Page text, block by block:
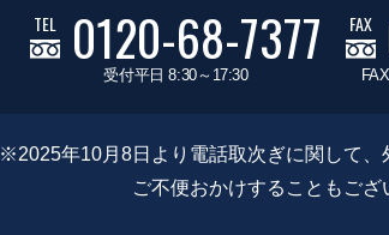
TEL 0120-68-7377
受付平日 8:30～17:30
FAX
※2025年10月8日より電話取次ぎに関して、
ご不便おかけすることもござ